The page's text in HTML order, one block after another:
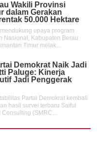
Wakili Provinsi
dalam Gerakan
50.000 Hektare
upaya program
Nasional, Kabupaten Berau
Timur melak...
Demokrat Naik Jadi
Paluge: Kinerja
Jadi Penggerak
Partai Demokrat kembali
hasil survei terbaru Saiful
(SMRC...